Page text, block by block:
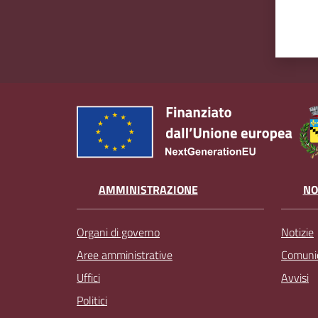
AMMINISTRAZIONE
Organi di governo
Aree amministrative
Uffici
Politici
Notizie
Avvisi